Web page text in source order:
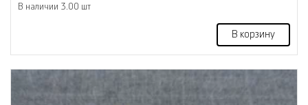
В наличии 3.00 шт
В корзину